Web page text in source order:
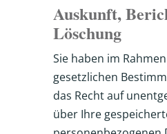
Auskunft,
Löschung
Sie haben im
gesetzlichen
das Recht auf
über Ihre